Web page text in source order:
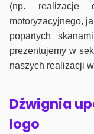
(np. realizacje
motoryzacyjnego,
popartych
prezentujemy w
naszych realizacji
Dźwignia
logo